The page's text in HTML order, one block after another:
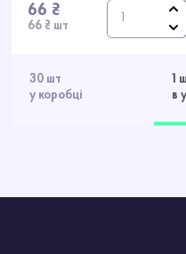
30 шт
у коробці
1
в
66 ₴
66 ₴ шт